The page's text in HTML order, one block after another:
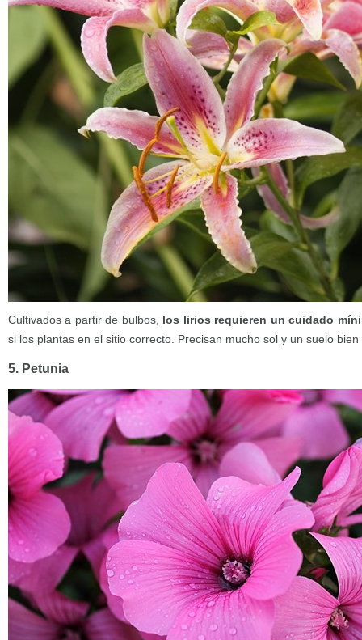
Cultivados a partir de bulbos, los lirios requieren un cuidado
si los plantas en el sitio correcto. Precisan mucho sol y un suelo
5. Petunia